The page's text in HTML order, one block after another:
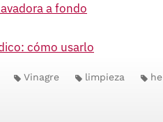
a fondo
cómo usarlo
Vinagre limpieza